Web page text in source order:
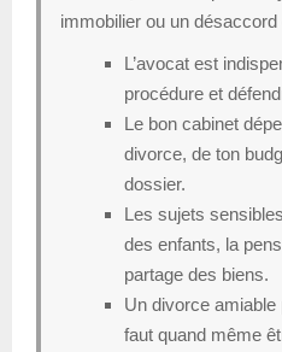
immobilier ou un
L’avocat est
procédure et
Le bon cabinet
divorce, de ton
dossier.
Les sujets
des enfants, la
partage des biens.
Un divorce
faut quand même